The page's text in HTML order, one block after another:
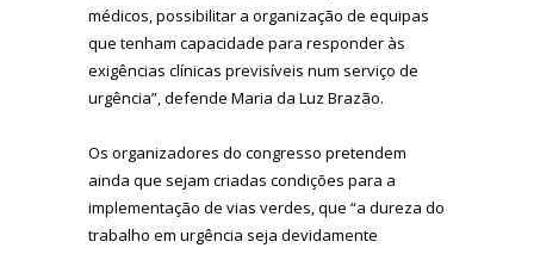
médicos, possibilitar a organização de equipas
que tenham capacidade para responder às
exigências clínicas previsíveis num serviço de
urgência”, defende Maria da Luz Brazão.
Os organizadores do congresso pretendem
ainda que sejam criadas condições para a
implementação de vias verdes, que “a dureza do
trabalho em urgência seja devidamente